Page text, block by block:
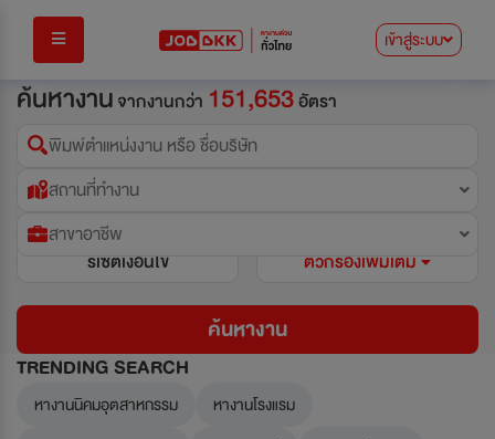
เข้าสู่ระบบ
Previous
ค้นหางานจากงานกว่า 151,653อัตรา
พิมพ์ตำแหน่งงาน หรือ ชื่อบริษัท
สถานที่ทำงาน
สาขาอาชีพ
รีเซ็ตเงื่อนไข
ตัวกรองเพิ่มเติม
ค้นหางาน
TRENDING SEARCH
หางานนิคมอุตสาหกรรม
หางานโรงแรม